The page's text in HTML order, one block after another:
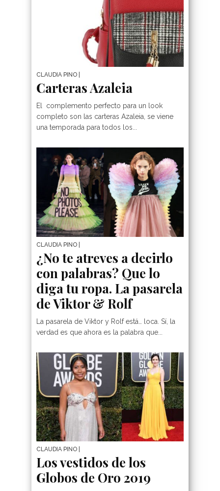
CLAUDIA PINO
Carteras Azaleia
El complemento perfecto para un look
completo son las carteras Azaleia, se viene
una temporada para todos los...
CLAUDIA PINO
¿No te atreves a decirlo
con palabras? Que lo
diga tu ropa. La pasarela
de Viktor & Rolf
La pasarela de Viktor y Rolf está… loca. Sí, la
verdad es que ahora es la palabra que...
CLAUDIA PINO
Los vestidos de los
Globos de Oro 2019